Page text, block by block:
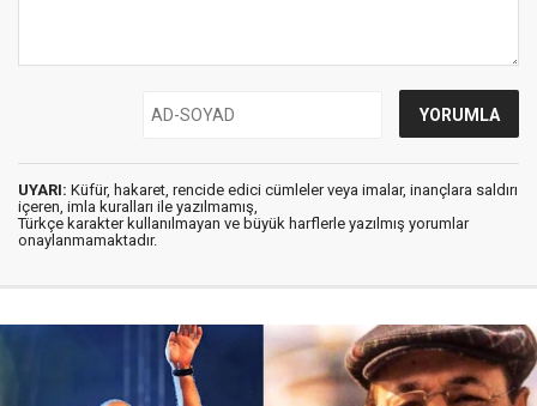
UYARI: Küfür, hakaret, rencide edici cümleler veya imalar, inançlara saldırı
içeren, imla kuralları ile yazılmamış,
Türkçe karakter kullanılmayan ve büyük harflerle yazılmış yorumlar
onaylanmamaktadır.